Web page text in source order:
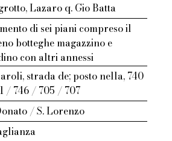
Lazaro q. Gio Batta
di sei piani compreso il
botteghe magazzino e
con altri annessi
strada de; posto nella, 740
/ 746 / 705 / 707
/ S. Lorenzo